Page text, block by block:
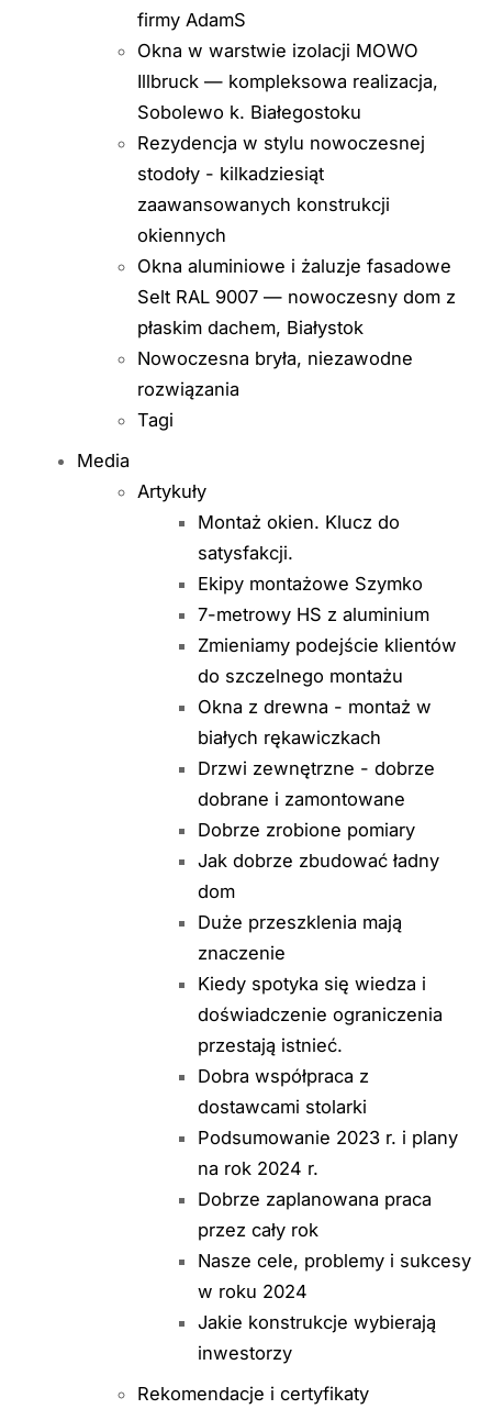
firmy AdamS
Okna w warstwie izolacji MOWO
Illbruck — kompleksowa realizacja,
Sobolewo k. Białegostoku
Rezydencja w stylu nowoczesnej
stodoły - kilkadziesiąt
zaawansowanych konstrukcji
okiennych
Okna aluminiowe i żaluzje fasadowe
Selt RAL 9007 — nowoczesny dom z
płaskim dachem, Białystok
Nowoczesna bryła, niezawodne
rozwiązania
Tagi
Media
Artykuły
Montaż okien. Klucz do
satysfakcji.
Ekipy montażowe Szymko
7-metrowy HS z aluminium
Zmieniamy podejście klientów
do szczelnego montażu
Okna z drewna - montaż w
białych rękawiczkach
Drzwi zewnętrzne - dobrze
dobrane i zamontowane
Dobrze zrobione pomiary
Jak dobrze zbudować ładny
dom
Duże przeszklenia mają
znaczenie
Kiedy spotyka się wiedza i
doświadczenie ograniczenia
przestają istnieć.
Dobra współpraca z
dostawcami stolarki
Podsumowanie 2023 r. i plany
na rok 2024 r.
Dobrze zaplanowana praca
przez cały rok
Nasze cele, problemy i sukcesy
w roku 2024
Jakie konstrukcje wybierają
inwestorzy
Rekomendacje i certyfikaty